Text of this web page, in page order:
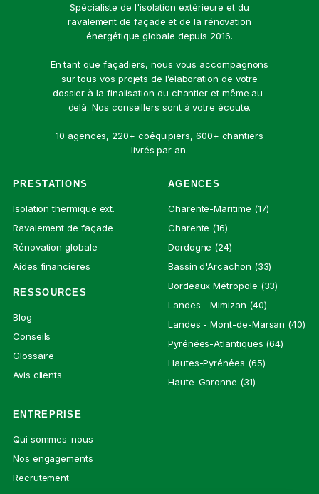
Spécialiste de l'isolation extérieure et du
ravalement de façade et de la rénovation
énergétique globale depuis 2016.
En tant que façadiers, nous vous accompagnons
sur tous vos projets de l’élaboration de votre
dossier à la finalisation du chantier et même au-
delà. Nos conseillers sont à votre écoute.
10 agences, 220+ coéquipiers, 600+ chantiers
livrés par an.
PRESTATIONS
Isolation thermique ext.
Ravalement de façade
Rénovation globale
Aides financières
RESSOURCES
Blog
Conseils
Glossaire
Avis clients
AGENCES
Charente-Maritime (17)
Charente (16)
Dordogne (24)
Bassin d'Arcachon (33)
Bordeaux Métropole (33)
Landes - Mimizan (40)
Landes - Mont-de-Marsan (40)
Pyrénées-Atlantiques (64)
Hautes-Pyrénées (65)
Haute-Garonne (31)
ENTREPRISE
Qui sommes-nous
Nos engagements
Recrutement